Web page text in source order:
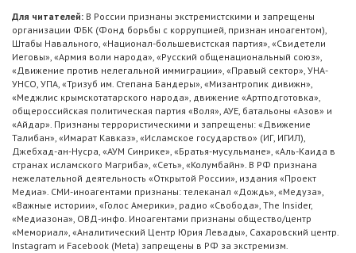
Для читателей: В России признаны экстремистскими и запрещены
организации ФБК (Фонд борьбы с коррупцией, признан иноагентом),
Штабы Навального, «Национал-большевистская партия», «Свидетели
Иеговы», «Армия воли народа», «Русский общенациональный союз»,
«Движение против нелегальной иммиграции», «Правый сектор», УНА-
УНСО, УПА, «Тризуб им. Степана Бандеры», «Мизантропик дивижн»,
«Меджлис крымскотатарского народа», движение «Артподготовка»,
общероссийская политическая партия «Воля», АУЕ, батальоны «Азов» и
«Айдар». Признаны террористическими и запрещены: «Движение
Талибан», «Имарат Кавказ», «Исламское государство» (ИГ, ИГИЛ),
Джебхад-ан-Нусра, «АУМ Синрике», «Братья-мусульмане», «Аль-Каида в
странах исламского Магриба», «Сеть», «Колумбайн». В РФ признана
нежелательной деятельность «Открытой России», издания «Проект
Медиа». СМИ-иноагентами признаны: телеканал «Дождь», «Медуза»,
«Важные истории», «Голос Америки», радио «Свобода», The Insider,
«Медиазона», ОВД-инфо. Иноагентами признаны общество/центр
«Мемориал», «Аналитический Центр Юрия Левады», Сахаровский центр.
Instagram и Facebook (Metа) запрещены в РФ за экстремизм.